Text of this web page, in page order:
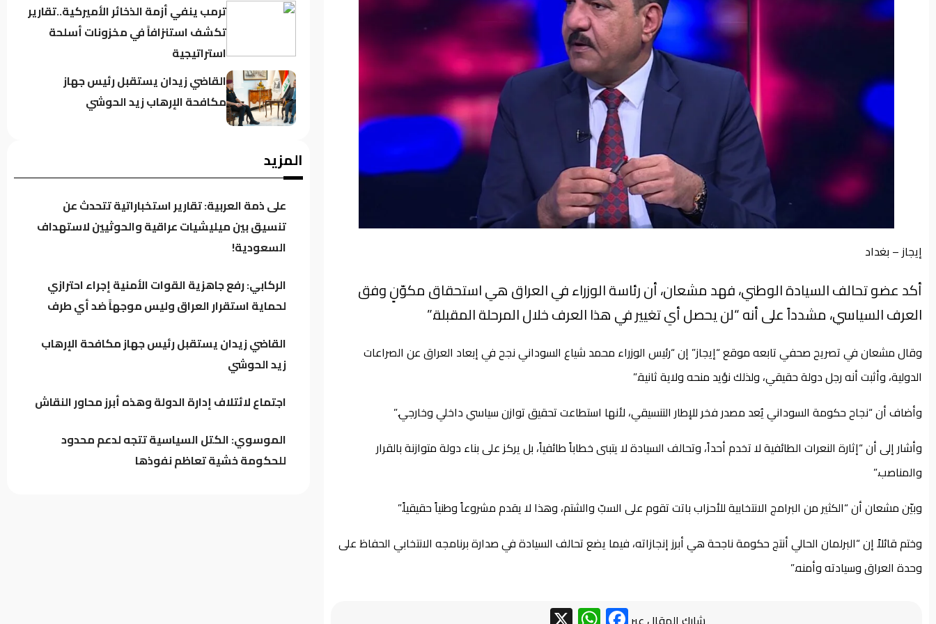
إيجاز – بغداد
أكد عضو تحالف السيادة الوطني، فهد مشعان، أن رئاسة الوزراء في العراق هي استحقاق مكوّنٍ وفق
العرف السياسي، مشدداً على أنه “لن يحصل أي تغيير في هذا العرف خلال المرحلة المقبلة.”
وقال مشعان في تصريح صحفي تابعه موقع “إيجاز” إن “رئيس الوزراء محمد شياع السوداني نجح في إبعاد العراق عن الصراعات
الدولية، وأثبت أنه رجل دولة حقيقي، ولذلك نؤيد منحه ولاية ثانية.”
وأضاف أن “نجاح حكومة السوداني يُعد مصدر فخر للإطار التنسيقي، لأنها استطاعت تحقيق توازن سياسي داخلي وخارجي.”
وأشار إلى أن “إثارة النعرات الطائفية لا تخدم أحداً، وتحالف السيادة لا يتبنى خطاباً طائفياً، بل يركز على بناء دولة متوازنة بالقرار
والمناصب.”
وبيّن مشعان أن “الكثير من البرامج الانتخابية للأحزاب باتت تقوم على السبّ والشتم، وهذا لا يقدم مشروعاً وطنياً حقيقياً.”
وختم قائلاً إن “البرلمان الحالي أنتج حكومة ناجحة هي أبرز إنجازاته، فيما يضع تحالف السيادة في صدارة برنامجه الانتخابي الحفاظ على
وحدة العراق وسيادته وأمنه.”
ترمب ينفي أزمة الذخائر الأميركية..تقارير
تكشف استنزافاً في مخزونات أسلحة
استراتيجية
القاضي زيدان يستقبل رئيس جهاز
مكافحة الإرهاب زيد الحوشي
كردستان تحت مجهر “صولة الزيدي”..
باحث سياسي: النظام في العراق لا يدير
الأزمات.. بل يصنعها للبقاء
المزيد
على ذمة العربية: تقارير استخباراتية تتحدث عن
تنسيق بين ميليشيات عراقية والحوثيين لاستهداف
السعودية!
الركابي: رفع جاهزية القوات الأمنية إجراء احترازي
لحماية استقرار العراق وليس موجهاً ضد أي طرف
القاضي زيدان يستقبل رئيس جهاز مكافحة الإرهاب
زيد الحوشي
اجتماع لائتلاف إدارة الدولة وهذه أبرز محاور النقاش
الموسوي: الكتل السياسية تتجه لدعم محدود
للحكومة خشية تعاظم نفوذها